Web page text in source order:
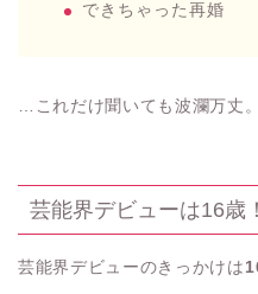
できちゃった再婚
…これだけ聞いても波瀾万丈
芸能界デビューは16歳！
芸能界デビューのきっかけは